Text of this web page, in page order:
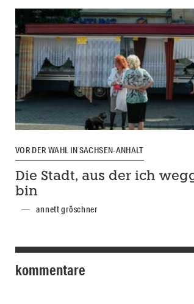
VOR DER WAHL IN SACHSEN-ANHALT
Die Stadt, aus der ich
bin
annett gröschner
kommentare